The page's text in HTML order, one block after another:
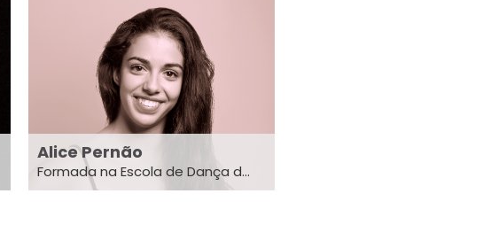
Alice Pernão
Formada na Escola de Dança d...